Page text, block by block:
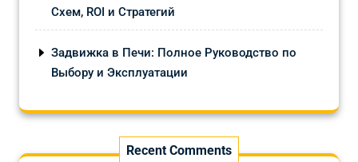
Схем, ROI и Стратегий
Задвижка в Печи: Полное Руководство по
Выбору и Эксплуатации
Recent Comments